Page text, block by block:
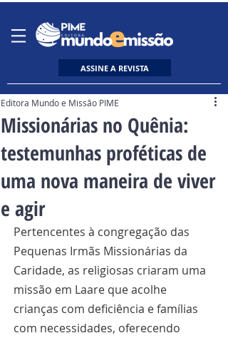
ASSINE A REVISTA
Missionárias no Quênia:
testemunhas proféticas de
uma nova maneira de viver
e agir
Editora Mundo e Missão PIME
Pertencentes à congregação das
Pequenas Irmãs Missionárias da
Caridade, as religiosas criaram uma
missão em Laare que acolhe
crianças com deficiência e famílias
com necessidades, oferecendo